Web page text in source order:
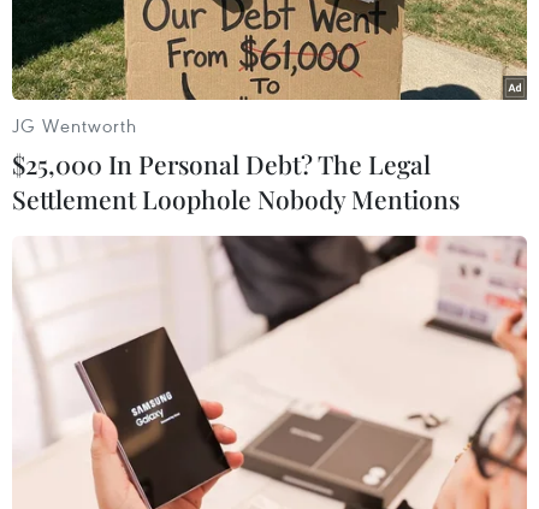
Agribank dành 2.000 tỷ đồng tín dụng ưu đãi đối với khách
hàng OCOP. (Ảnh: PV/Vietnam+)
Nhằm hỗ trợ khách hàng vay vốn ưu đãi để đầu
JG Wentworth
$25,000 In Personal Debt? The Legal
Settlement Loophole Nobody Mentions